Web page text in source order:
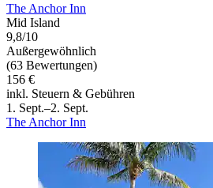
The Anchor Inn
Mid Island
9,8/10
Außergewöhnlich
(63 Bewertungen)
156 €
inkl. Steuern & Gebühren
1. Sept.–2. Sept.
The Anchor Inn